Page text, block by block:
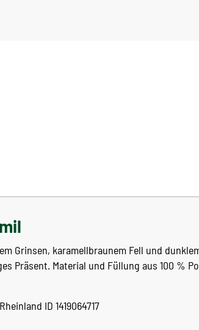
Grinsen, karamellbraunem Fell und
Präsent. Material und Füllung aus 100 %
ID 1419064717